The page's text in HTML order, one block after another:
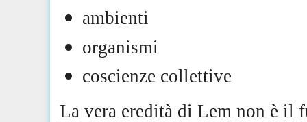
ambienti
organismi
coscienze collettive
La vera eredità di Lem non è il